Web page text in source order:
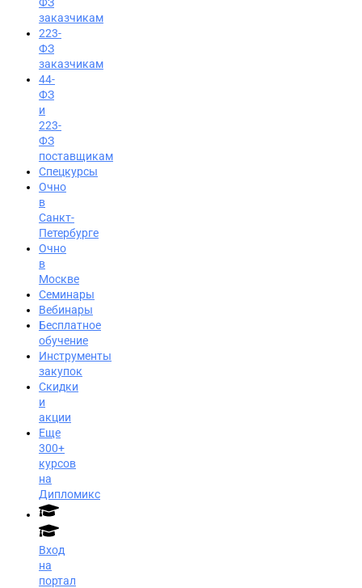
Вход на портал
8 (800) 200-24-26
заказчикам
223-
ФЗ
заказчикам
44-
ФЗ
и
223-
ФЗ
поставщикам
Спецкурсы
Очно
в
Санкт-
Петербурге
Очно
в
Москве
Семинары
Вебинары
Бесплатное
обучение
Инструменты
закупок
Скидки
и
акции
Еще
300+
курсов
на
Дипломикс
Вход
на
портал